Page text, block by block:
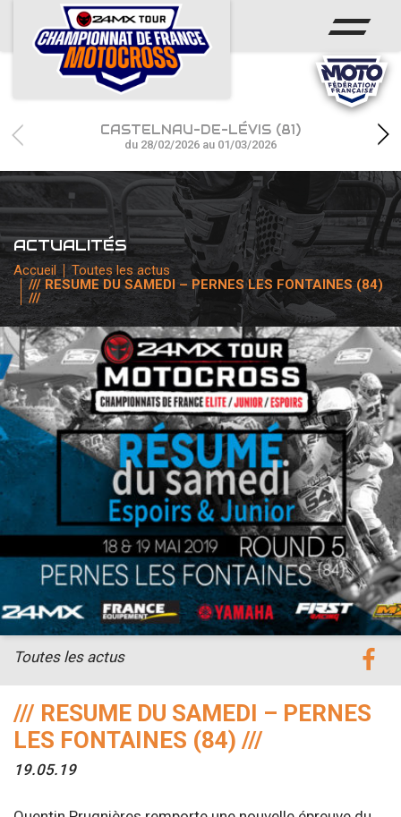
ACCUEIL
ACTUS
CALENDRIER
RÉSULTATS
PHOTOS / WEB TV
CHAMPIONNAT
PARTENAIRES
accéder à la billetterie
CASTELNAU-DE-LÉVIS (81)
du 28/02/2026 au 01/03/2026
ACTUALITÉS
Accueil
Toutes les actus
/// RESUME DU SAMEDI – PERNES LES FONTAINES (84)
///
/// RESUME DU SAMEDI – PERNES
LES FONTAINES (84) ///
19.05.19
Toutes les actus